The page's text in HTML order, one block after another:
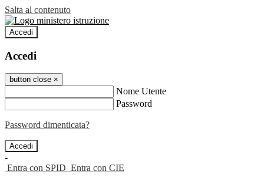
Salta al contenuto
Accedi
Accedi
button close ×
Nome Utente
Password
Password dimenticata?
-
Entra con SPID Entra con CIE